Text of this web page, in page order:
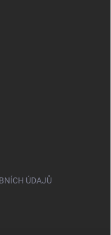
ÚDAJŮ